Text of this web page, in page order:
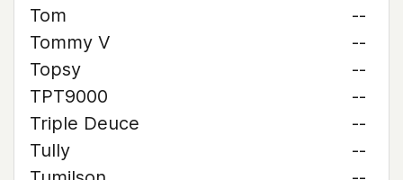
Tom
--
Tommy V
--
Topsy
--
TPT9000
--
Triple Deuce
--
Tully
--